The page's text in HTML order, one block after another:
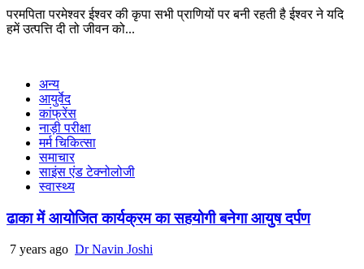
परमपिता परमेश्वर ईश्वर की कृपा सभी प्राणियों पर बनी रहती है ईश्वर ने यदि
हमें उत्पत्ति दी तो जीवन को...
अन्य
आयुर्वेद
कांफ्रेंस
नाड़ी परीक्षा
मर्म चिकित्सा
समाचार
साइंस एंड टेक्नोलोजी
स्वास्थ्य
ढाका में आयोजित कार्यक्रम का सहयोगी बनेगा आयुष दर्पण
7 years ago Dr Navin Joshi